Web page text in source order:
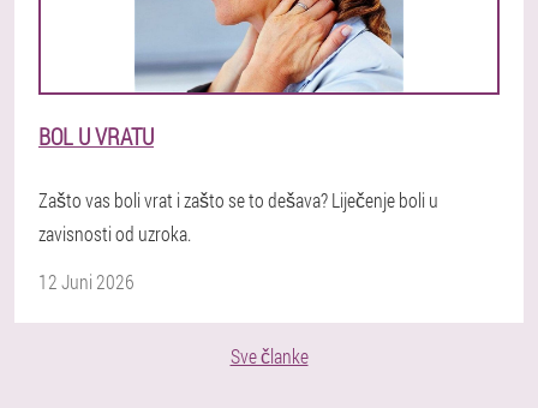
BOL U VRATU
Zašto vas boli vrat i zašto se to dešava? Liječenje boli u
zavisnosti od uzroka.
12 Juni 2026
Sve članke